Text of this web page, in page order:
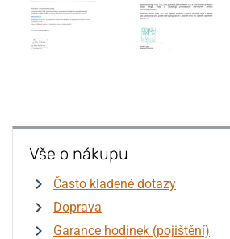
Vše o nákupu
Často kladené dotazy
Doprava
Garance hodinek (pojištění)